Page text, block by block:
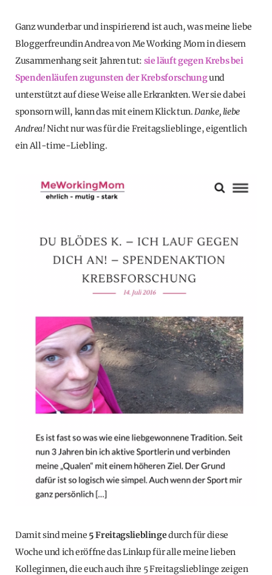
Ganz wunderbar und inspirierend ist auch, was meine liebe
Bloggerfreundin Andrea von Me Working Mom in diesem
Zusammenhang seit Jahren tut: sie läuft gegen Krebs bei
Spendenläufen zugunsten der Krebsforschungund
unterstützt auf diese Weise alle Erkrankten. Wer sie dabei
sponsorn will, kann das mit einem Klick tun. Danke, liebe
Andrea!Nicht nur was für die Freitagslieblinge, eigentlich
ein All-time-Liebling.
Damit sind meine 5 Freitagslieblingedurch für diese
Woche und ich eröffne das Linkup für alle meine lieben
Kolleginnen, die euch auch ihre 5 Freitagslieblinge zeigen